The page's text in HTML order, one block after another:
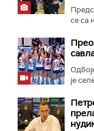
се са
је